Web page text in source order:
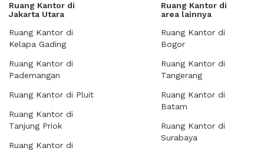
Ruang Kantor di
Jakarta Utara
Ruang Kantor di
Kelapa Gading
Ruang Kantor di
Pademangan
Ruang Kantor di Pluit
Ruang Kantor di
Tanjung Priok
Ruang Kantor di
Ruang Kantor di
area lainnya
Ruang Kantor di
Bogor
Ruang Kantor di
Tangerang
Ruang Kantor di
Batam
Ruang Kantor di
Surabaya